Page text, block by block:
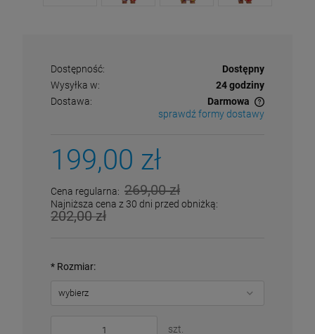
Dostępność:
Dostępny
Wysyłka w:
24 godziny
Dostawa:
Darmowa
Cena nie zawiera ewentualnych kosztów płatności
sprawdź formy dostawy
199,00 zł
Cena regularna: 269,00 zł
Najniższa cena z 30 dni przed obniżką:
202,00 zł
* Rozmiar:
szt.